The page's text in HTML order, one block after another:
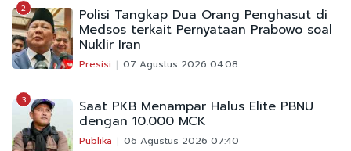
2 Polisi Tangkap Dua Orang Penghasut di
Medsos terkait Pernyataan Prabowo soal
Nuklir Iran
Presisi 07 Agustus 2026 04:08
3 Saat PKB Menampar Halus Elite PBNU
dengan 10.000 MCK
Publika 06 Agustus 2026 07:40